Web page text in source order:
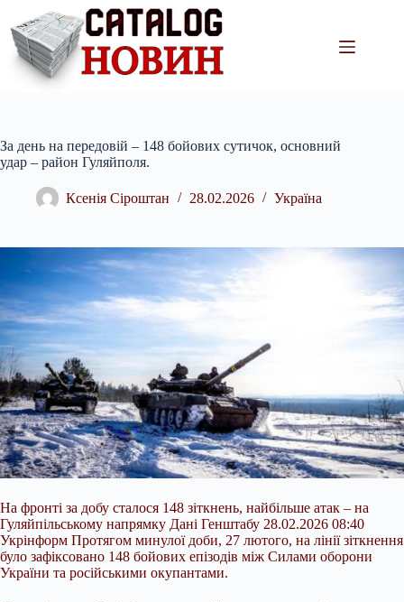
вмісту
За день на передовій – 148 бойових сутичок, основний
удар – район Гуляйполя.
Ксенія Сіроштан 28.02.2026 Україна
На фронті за добу сталося 148 зіткнень, найбільше атак – на
Гуляйпільському напрямку Дані Генштабу 28.02.2026 08:40
Укрінформ Протягом минулої доби, 27 лютого, на лінії зіткнення
було зафіксовано 148 бойових епізодів між Силами оборони
України та російськими окупантами.